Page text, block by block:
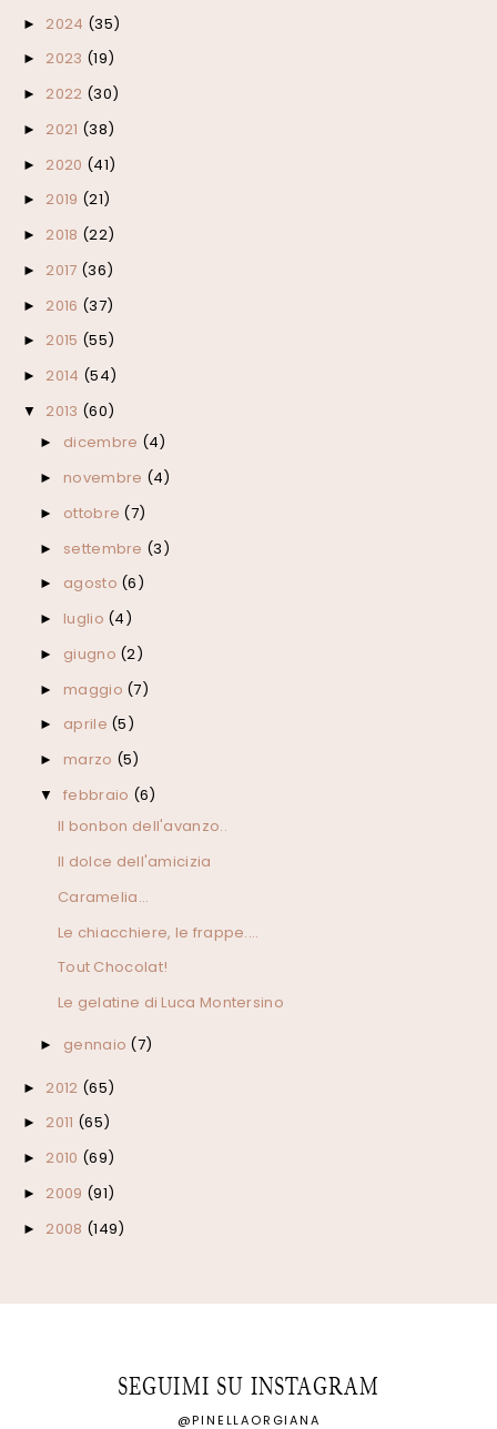
► 2024 (35)
► 2023 (19)
► 2022 (30)
► 2021 (38)
► 2020 (41)
► 2019 (21)
► 2018 (22)
► 2017 (36)
► 2016 (37)
► 2015 (55)
► 2014 (54)
▼ 2013 (60)
► dicembre (4)
► novembre (4)
► ottobre (7)
► settembre (3)
► agosto (6)
► luglio (4)
► giugno (2)
► maggio (7)
► aprile (5)
► marzo (5)
▼ febbraio (6)
Il bonbon dell'avanzo..
Il dolce dell'amicizia
Caramelia...
Le chiacchiere, le frappe....
Tout Chocolat!
Le gelatine di Luca Montersino
► gennaio (7)
► 2012 (65)
► 2011 (65)
► 2010 (69)
► 2009 (91)
► 2008 (149)
SEGUIMI SU INSTAGRAM
@PINELLAORGIANA